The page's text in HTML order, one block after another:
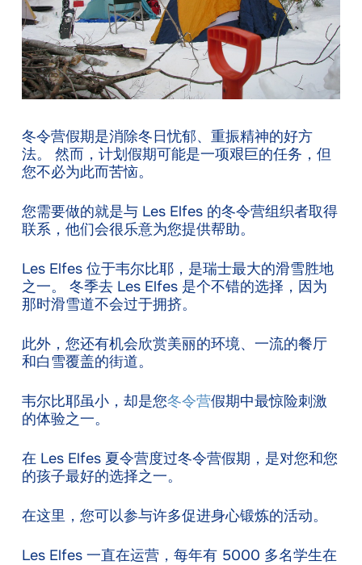
冬令营假期是消除冬日忧郁、重振精神的好方
法。 然而，计划假期可能是一项艰巨的任务，但
您不必为此而苦恼。
您需要做的就是与 Les Elfes 的冬令营组织者取得
联系，他们会很乐意为您提供帮助。
Les Elfes 位于韦尔比耶，是瑞士最大的滑雪胜地
之一。 冬季去 Les Elfes 是个不错的选择，因为
那时滑雪道不会过于拥挤。
此外，您还有机会欣赏美丽的环境、一流的餐厅
和白雪覆盖的街道。
韦尔比耶虽小，却是您冬令营假期中最惊险刺激
的体验之一。
在 Les Elfes 夏令营度过冬令营假期，是对您和您
的孩子最好的选择之一。
在这里，您可以参与许多促进身心锻炼的活动。
Les Elfes 一直在运营，每年有 5000 多名学生在